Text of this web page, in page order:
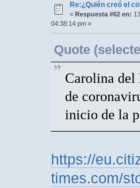
Re:¿Quién creó el
« Respuesta #62 en:
04:38:14 pm »
Quote
Carolina del
de
inicio de la
https://
times.com/